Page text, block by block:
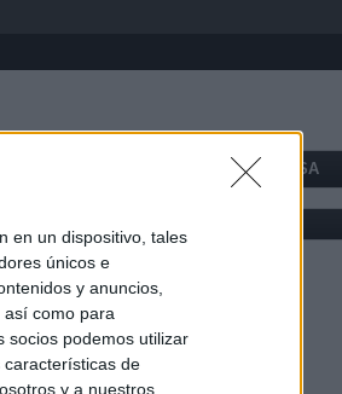
en un dispositivo, tales
únicos e
y anuncios,
así como para
socios podemos utilizar
de
y a nuestros
Latinoamérica USA